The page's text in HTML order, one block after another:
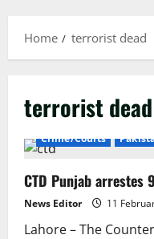
Home terrorist dead
terrorist dead
Crime/Courts
CTD Punjab
News Editor 11
Lahore – The